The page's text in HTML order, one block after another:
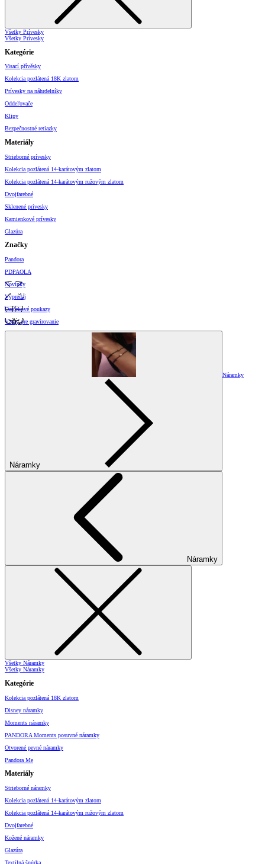
Všetky Prívesky
Všetky Prívesky
Kategórie
Visací přívěsky
Kolekcia pozlátená 18K zlatom
Prívesky na náhrdelníky
Oddeľovače
Klipy
Bezpečnostné retiazky
Materiály
Strieborné prívesky
Kolekcia pozlátená 14-karátovým zlatom
Kolekcia pozlátená 14-karátovým ružovým zlatom
Dvojfarebné
Sklenené prívesky
Kamienkové prívesky
Glazúra
Značky
Pandora
PDPAOLA
Novinky
Výpredaj
Darčekové poukazy
Vzory pre gravírovanie
Náramky
Náramky
Náramky
Všetky Náramky
Všetky Náramky
Kategórie
Kolekcia pozlátená 18K zlatom
Disney náramky
Moments náramky
PANDORA Moments posuvné náramky
Otvorené pevné náramky
Pandora Me
Materiály
Strieborné náramky
Kolekcia pozlátená 14-karátovým zlatom
Kolekcia pozlátená 14-karátovým ružovým zlatom
Dvojfarebné
Kožené náramky
Glazúra
Textilná šnúrka